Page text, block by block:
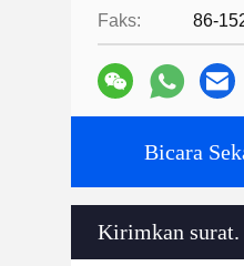
Faks: 86-
Bicara
Kirimkan surat.